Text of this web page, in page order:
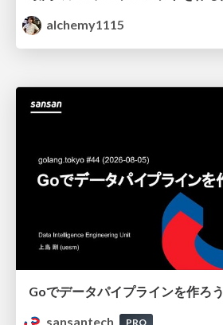
alchemy1115
Goでデータパイプラインを作ろう
sansantech
PRO